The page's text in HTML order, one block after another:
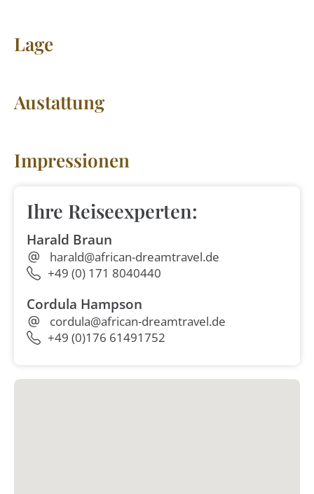
Lage
Austattung
Impressionen
Ihre Reiseexperten:
Harald Braun
harald@african-dreamtravel.de
+49 (0) 171 8040440
Cordula Hampson
cordula@african-dreamtravel.de
+49 (0)176 61491752